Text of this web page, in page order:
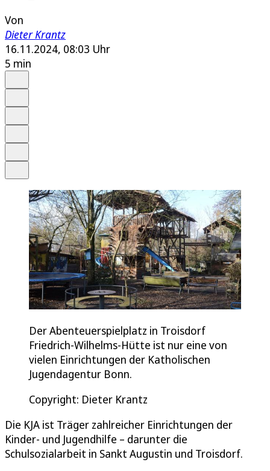
Von
Dieter Krantz
16.11.2024, 08:03 Uhr
5 min
Der Abenteuerspielplatz in Troisdorf
Friedrich-Wilhelms-Hütte ist nur eine von
vielen Einrichtungen der Katholischen
Jugendagentur Bonn.
Copyright: Dieter Krantz
Die KJA ist Träger zahlreicher Einrichtungen der
Kinder- und Jugendhilfe – darunter die
Schulsozialarbeit in Sankt Augustin und Troisdorf.